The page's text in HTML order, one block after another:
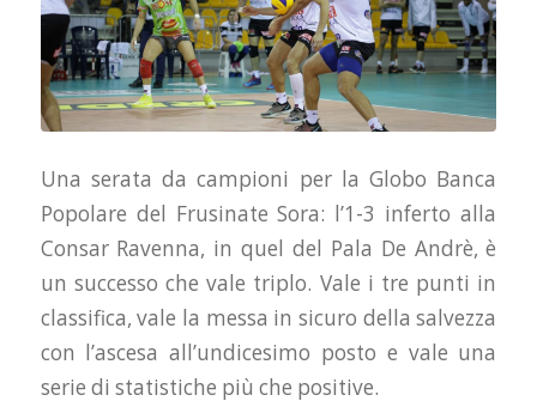
Una serata da campioni per la Globo Banca
Popolare del Frusinate Sora: l’1-3 inferto alla
Consar Ravenna, in quel del Pala De Andrè, è
un successo che vale triplo. Vale i tre punti in
classifica, vale la messa in sicuro della salvezza
con l’ascesa all’undicesimo posto e vale una
serie di statistiche più che positive.